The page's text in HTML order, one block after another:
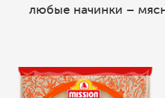
любые начинки –